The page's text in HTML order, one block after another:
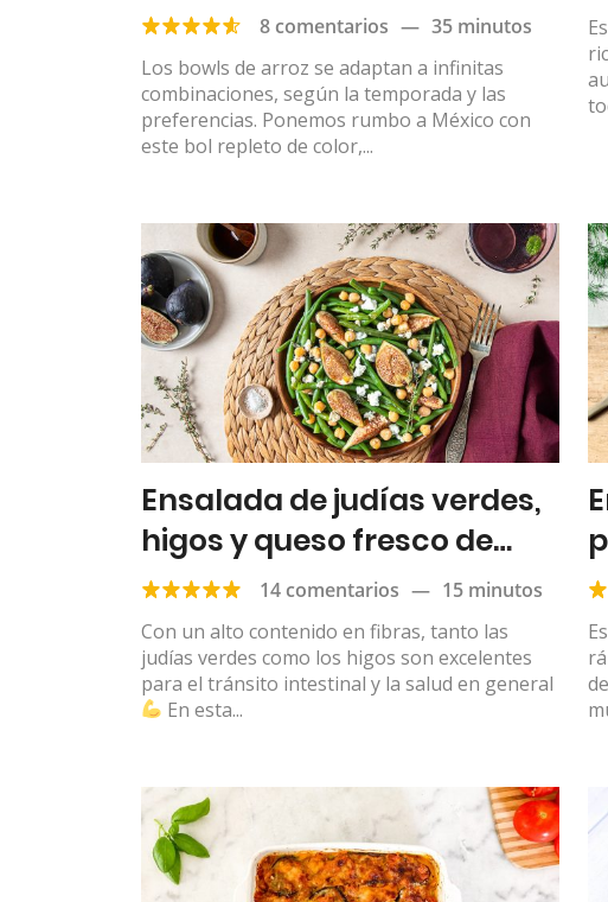
8 comentarios — 35 minutos
Los bowls de arroz se adaptan a infinitas
combinaciones, según la temporada y las
preferencias. Ponemos rumbo a México con
este bol repleto de color,...
Ensalada de judías verdes,
higos y queso fresco de
cabra
14 comentarios — 15 minutos
Con un alto contenido en fibras, tanto las
judías verdes como los higos son excelentes
para el tránsito intestinal y la salud en general
En esta...